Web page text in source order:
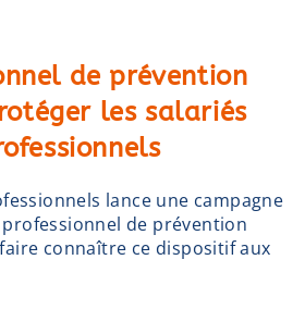
de prévention
les salariés
lance une campagne
de prévention
connaître ce dispositif aux